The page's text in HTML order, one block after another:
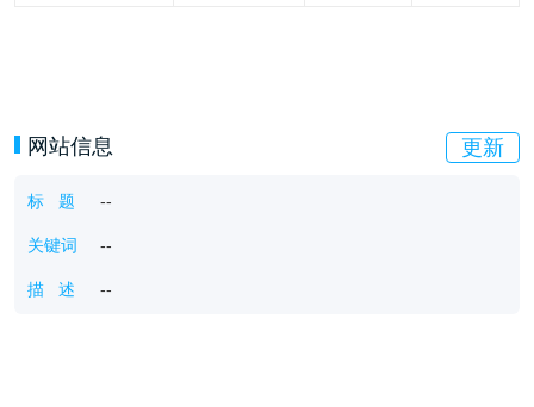
网站信息 更新
标 题 --
关键词 --
描 述 --